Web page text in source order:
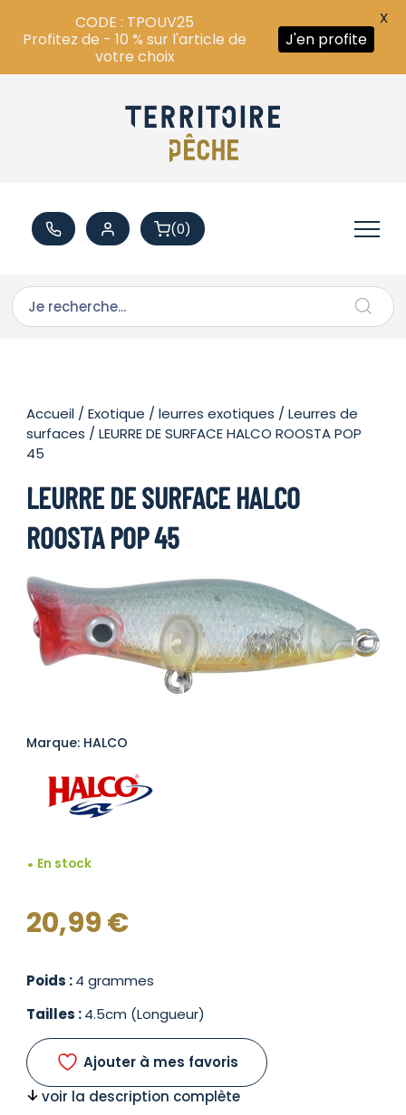
(0)
Accueil /Exotique /leurres exotiques /Leurres de
surfaces / LEURRE DE SURFACE HALCO ROOSTA POP
45
LEURRE DE SURFACE HALCO
ROOSTA POP 45
Marque: HALCO
En stock
20,99€
Poids :4 grammes
Tailles :4.5cm (Longueur)
Ajouter à mes favoris
voir la description complète
CODE : TPOUV25
Profitez de - 10 % sur l'article de
votre choix
J'en profite
X